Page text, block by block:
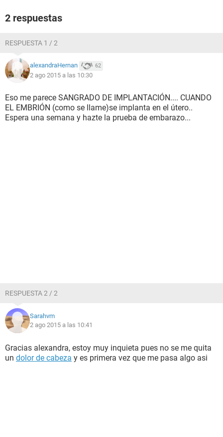
2 respuestas
RESPUESTA 1 / 2
alexandraHernan 62
2 ago 2015 a las 10:30
Eso me parece SANGRADO DE IMPLANTACIÓN.... CUANDO
EL EMBRIÓN (como se llame)se implanta en el útero..
Espera una semana y hazte la prueba de embarazo...
RESPUESTA 2 / 2
Sarahvm
2 ago 2015 a las 10:41
Gracias alexandra, estoy muy inquieta pues no se me quita
un dolor de cabeza y es primera vez que me pasa algo asi